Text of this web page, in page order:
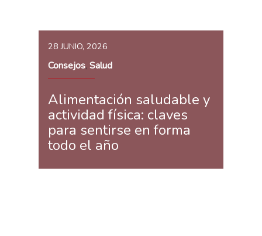
28 JUNIO, 2026
Consejos, Salud
Alimentación saludable y
actividad física: claves
para sentirse en forma
todo el año